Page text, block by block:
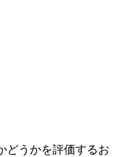
どうかを評価するお